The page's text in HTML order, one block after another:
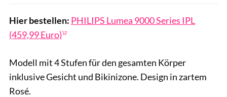
Hier bestellen: PHILIPS Lumea 9000 Series IPL
(459,99 Euro)
Modell mit 4 Stufen für den gesamten Körper
inklusive Gesicht und Bikinizone. Design in zartem
Rosé.